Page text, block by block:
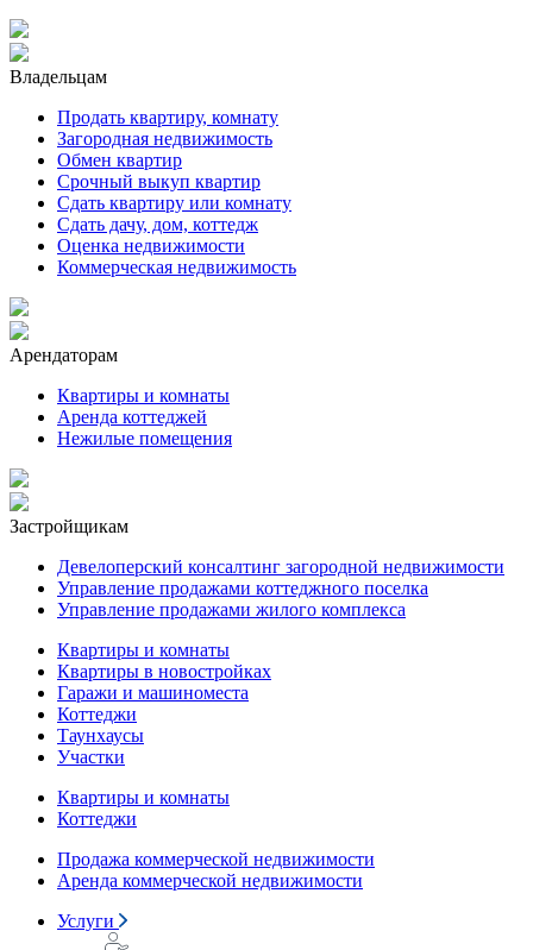
Владельцам
Продать квартиру, комнату
Загородная недвижимость
Обмен квартир
Срочный выкуп квартир
Сдать квартиру или комнату
Сдать дачу, дом, коттедж
Оценка недвижимости
Коммерческая недвижимость
Арендаторам
Квартиры и комнаты
Аренда коттеджей
Нежилые помещения
Застройщикам
Девелоперский консалтинг загородной недвижимости
Управление продажами коттеджного поселка
Управление продажами жилого комплекса
Квартиры и комнаты
Квартиры в новостройках
Гаражи и машиноместа
Коттеджи
Таунхаусы
Участки
Квартиры и комнаты
Коттеджи
Продажа коммерческой недвижимости
Аренда коммерческой недвижимости
Услуги